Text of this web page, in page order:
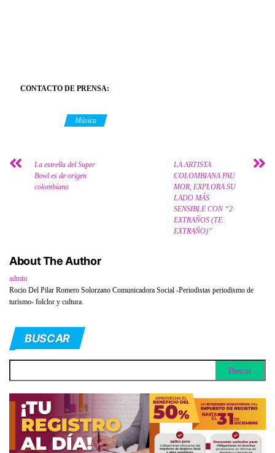
CONTACTO DE PRENSA:
Música
La estrella del Super
Bowl es de origen
colombiano
LA ARTISTA
COLOMBIANA PAU
MOR, EXPLORA SU
LADO MÁS
SENSIBLE CON “2
EXTRAÑOS (TE
EXTRAÑO)”
About The Author
admin
Rocio Del Pilar Romero Solorzano Comunicadora Social -Periodistas periodismo de
turismo- folclor y cultura.
BUSCAR